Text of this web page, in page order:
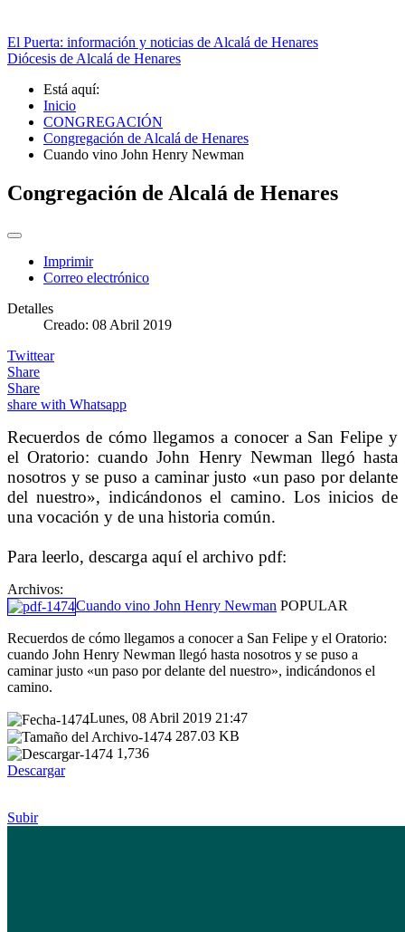
El Puerta: información y noticias de Alcalá de Henares
Diócesis de Alcalá de Henares
Está aquí:
Inicio
CONGREGACIÓN
Congregación de Alcalá de Henares
Cuando vino John Henry Newman
Congregación de Alcalá de Henares
Imprimir
Correo electrónico
Detalles
Creado: 08 Abril 2019
Twittear
Share
Share
share with Whatsapp
Recuerdos de cómo llegamos a conocer a San Felipe y
el Oratorio: cuando John Henry Newman llegó hasta
nosotros y se puso a caminar justo «un paso por delante
del nuestro», indicándonos el camino. Los inicios de
una vocación y de una historia común.
Para leerlo, descarga aquí el archivo pdf:
Archivos:
Cuando vino John Henry Newman POPULAR
Recuerdos de cómo llegamos a conocer a San Felipe y el Oratorio:
cuando John Henry Newman llegó hasta nosotros y se puso a
caminar justo «un paso por delante del nuestro», indicándonos el
camino.
Lunes, 08 Abril 2019 21:47
287.03 KB
1,736
Descargar
Subir